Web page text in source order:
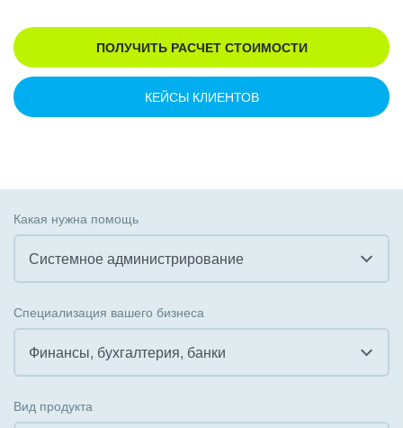
ПОЛУЧИТЬ РАСЧЕТ СТОИМОСТИ
КЕЙСЫ КЛИЕНТОВ
Какая нужна помощь
Системное администрирование
Внедрение КЭДО
Интеграция с 1С
Специализация вашего бизнеса
Финансы, бухгалтерия, банки
Вид продукта